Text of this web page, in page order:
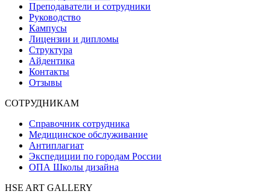
Преподаватели и сотрудники
Руководство
Кампусы
Лицензии и дипломы
Структура
Айдентика
Контакты
Отзывы
СОТРУДНИКАМ
Справочник сотрудника
Медицинское обслуживание
Антиплагиат
Экспедиции по городам России
ОПА Школы дизайна
HSE ART GALLERY